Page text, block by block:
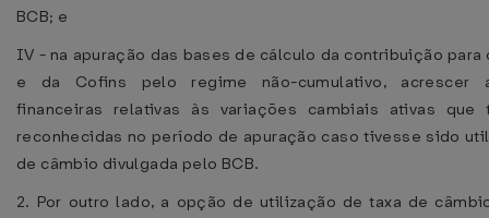
BCB; e
IV - na apuração das bases de cálculo da contribuição para
e da Cofins pelo regime não-cumulativo, acrescer
financeiras relativas às variações cambiais ativas que
reconhecidas no período de apuração caso tivesse sido
de câmbio divulgada pelo BCB.
2. Por outro lado, a opção de utilização de taxa de